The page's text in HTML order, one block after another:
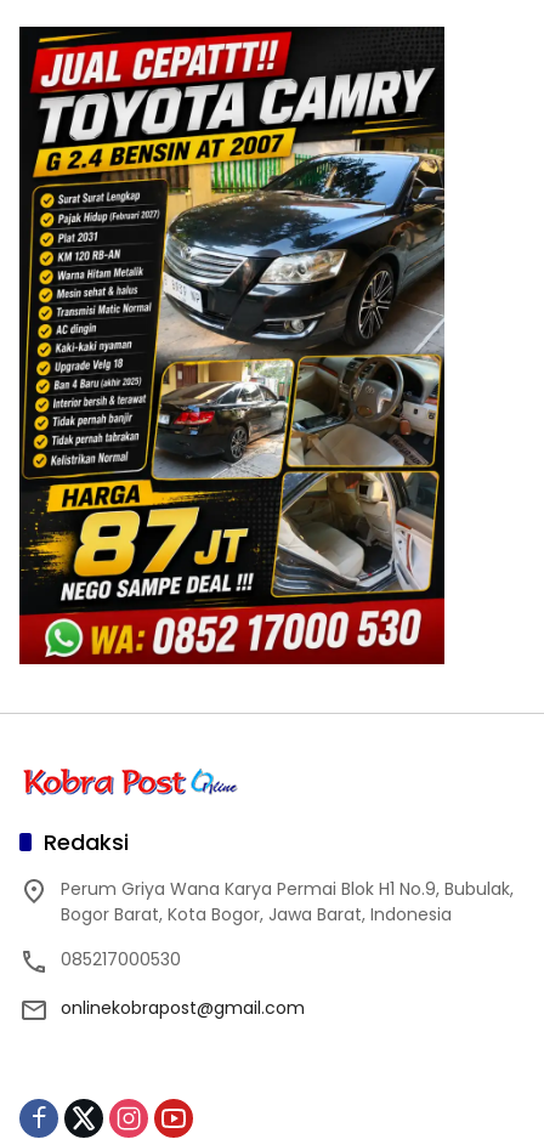
Redaksi
Perum Griya Wana Karya Permai Blok H1 No.9, Bubulak,
Bogor Barat, Kota Bogor, Jawa Barat, Indonesia
085217000530
onlinekobrapost@gmail.com